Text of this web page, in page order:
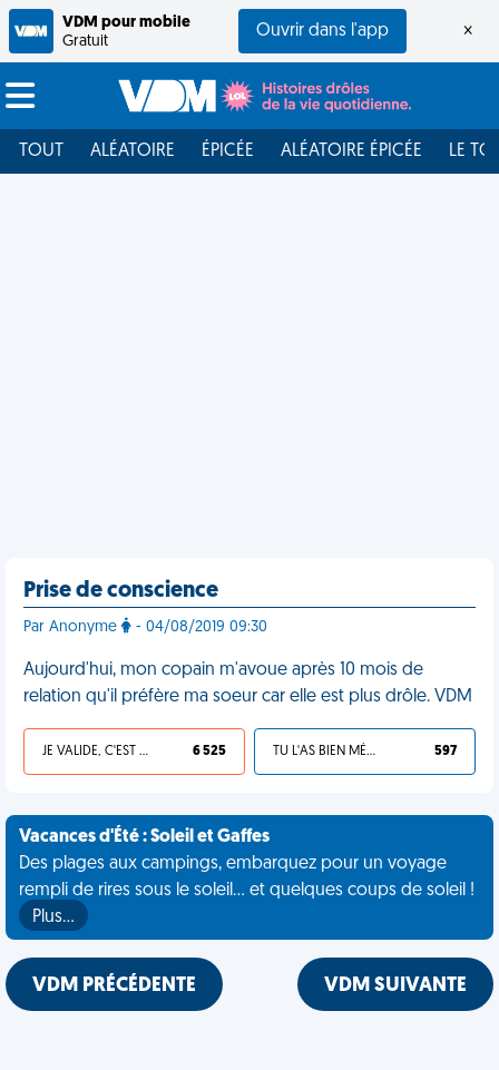
VDM pour mobile
Gratuit
Ouvrir dans l'app ×
TOUT ALÉATOIRE ÉPICÉE ALÉATOIRE ÉPICÉE LE
Prise de conscience
Par Anonyme - 04/08/2019 09:30
Aujourd'hui, mon copain m'avoue après 10 mois de
relation qu'il préfère ma soeur car elle est plus drôle. VDM
JE VALIDE, C'EST UNE VDM 6 525 TU L'AS BIEN MÉRITÉ 597
Vacances d'Été : Soleil et Gaffes
Des plages aux campings, embarquez pour un voyage
rempli de rires sous le soleil... et quelques coups de soleil !
Plus…
VDM PRÉCÉDENTE VDM SUIVANTE